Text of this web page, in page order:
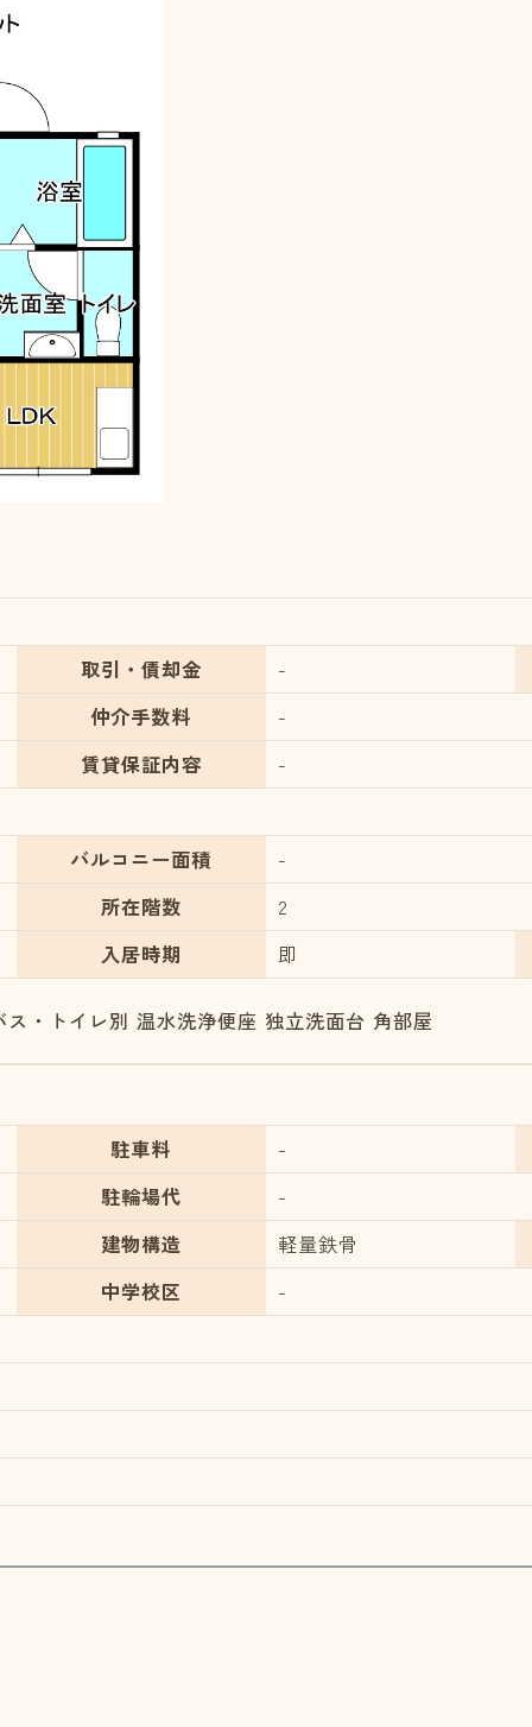
取引・債却金 -
仲介手数料
-
賃貸保証内容
-
バルコニー面積
-
所在階数
2
入居時期
即
ス・トイレ別 温水洗浄便座 独立洗面台 角部屋
駐車料 -
駐輪場代
-
建物構造
軽量鉄骨
中学校区
-